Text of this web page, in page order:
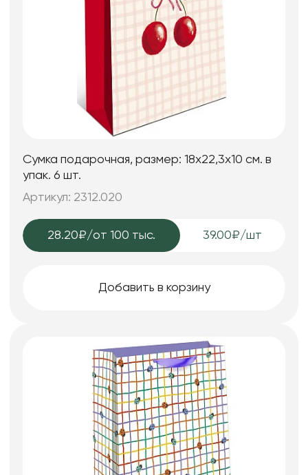
Сумка подарочная, размер: 18х22,3х10 см. в
упак. 6 шт.
Артикул: 2312.020
28.20₽/от 100 тыс. 39.00₽/шт
Добавить в корзину